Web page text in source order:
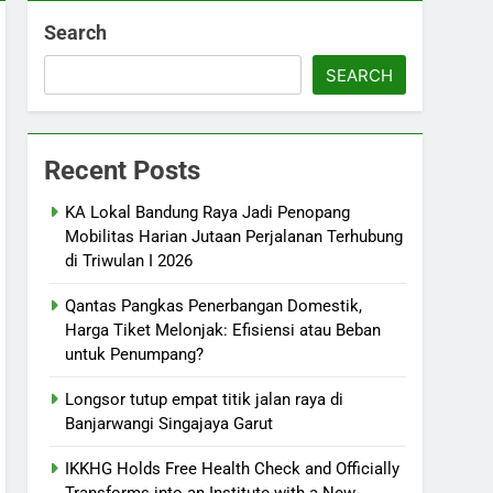
Search
SEARCH
Recent Posts
KA Lokal Bandung Raya Jadi Penopang
Mobilitas Harian Jutaan Perjalanan Terhubung
di Triwulan I 2026
Qantas Pangkas Penerbangan Domestik,
Harga Tiket Melonjak: Efisiensi atau Beban
untuk Penumpang?
Longsor tutup empat titik jalan raya di
Banjarwangi Singajaya Garut
IKKHG Holds Free Health Check and Officially